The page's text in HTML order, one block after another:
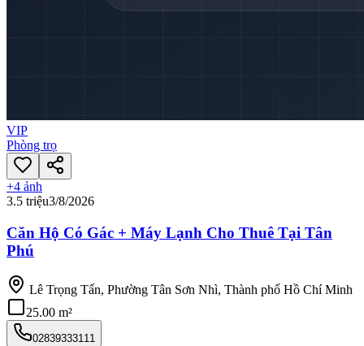
VIP
Phòng trọ
+4 ảnh
3.5 triệu3/8/2026
Căn Hộ Có Gác + Máy Lạnh Cho Thuê Tại Tân
Phú
Lê Trọng Tấn, Phường Tân Sơn Nhì, Thành phố Hồ Chí Minh
25.00 m²
02839333111